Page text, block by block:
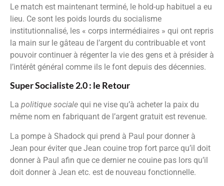
Le match est maintenant terminé, le hold-up habituel a eu
lieu. Ce sont les poids lourds du socialisme
institutionnalisé, les « corps intermédiaires » qui ont repris
la main sur le gâteau de l’argent du contribuable et vont
pouvoir continuer à régenter la vie des gens et à présider à
l’intérêt général comme ils le font depuis des décennies.
Super Socialiste 2.0 : le Retour
La politique sociale qui ne vise qu’à acheter la paix du
même nom en fabriquant de l’argent gratuit est revenue.
La pompe à Shadock qui prend à Paul pour donner à
Jean pour éviter que Jean couine trop fort parce qu’il doit
donner à Paul afin que ce dernier ne couine pas lors qu’il
doit donner à Jean etc. est de nouveau fonctionnelle.